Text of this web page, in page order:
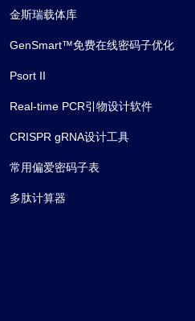
金斯瑞载体库
GenSmart™免费在线密码子优化
Psort II
Real-time PCR引物设计软件
CRISPR gRNA设计工具
常用偏爱密码子表
多肽计算器